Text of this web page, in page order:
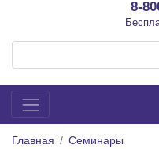
8-
Главная
Семинары